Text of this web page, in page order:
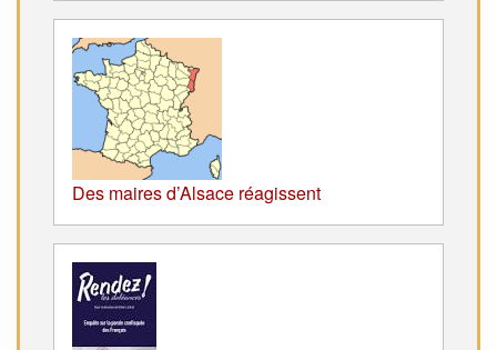
Des maires d’Alsace réagissent